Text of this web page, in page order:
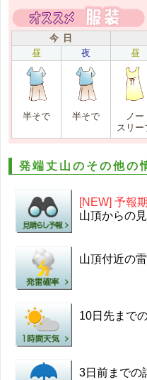
今 日
昼
夜 昼
半そで 半そで
ノー
スリー
発端丈山のその他の
[NEW] 予報
山頂からの
山頂付近の
10日先まで
3日前までの